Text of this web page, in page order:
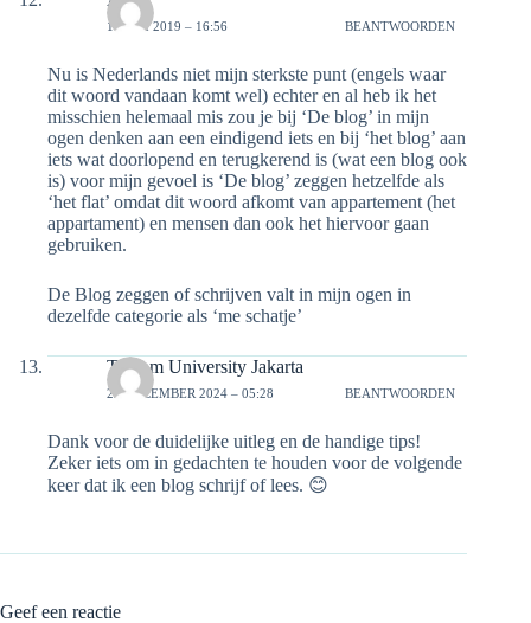
14 MEI 2019 – 16:56 BEANTWOORDEN
Nu is Nederlands niet mijn sterkste punt (engels waar
dit woord vandaan komt wel) echter en al heb ik het
misschien helemaal mis zou je bij ‘De blog’ in mijn
ogen denken aan een eindigend iets en bij ‘het blog’ aan
iets wat doorlopend en terugkerend is (wat een blog ook
is) voor mijn gevoel is ‘De blog’ zeggen hetzelfde als
‘het flat’ omdat dit woord afkomt van appartement (het
appartament) en mensen dan ook het hiervoor gaan
gebruiken.
De Blog zeggen of schrijven valt in mijn ogen in
dezelfde categorie als ‘me schatje’
Telkom University Jakarta
22 DECEMBER 2024 – 05:28 BEANTWOORDEN
Dank voor de duidelijke uitleg en de handige tips!
Zeker iets om in gedachten te houden voor de volgende
keer dat ik een blog schrijf of lees. 😊
Geef een reactie